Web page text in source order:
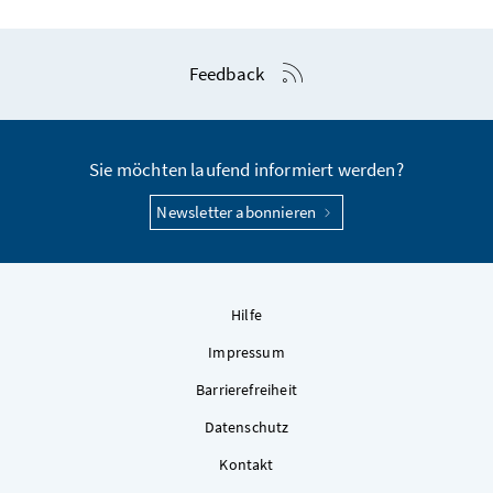
Feedback
Sie möchten laufend informiert werden?
Newsletter abonnieren
Hilfe
Impressum
Barrierefreiheit
Datenschutz
Kontakt